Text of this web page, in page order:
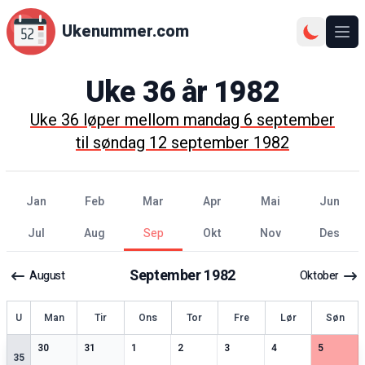
Ukenummer.com
Uke36år 1982
Uke36løper mellommandag 6 september
tilsøndag 12 september 1982
jan feb mar apr mai
jun
jul
aug sep okt nov des
August September1982 Oktober
Uke Man Tir Ons Tor Fre Lør Søn
35
30
2spesielle datoer
31
2spesielle datoer
13 spesielle datoer
2
3spesielle datoer
3
2spesielle datoer
4
3spesielle datoer
5
2